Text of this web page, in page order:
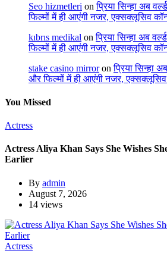
Seo hizmetleri onप्रिया सिन्हा अब
फिल्मों में ही आएंगी नजर, एक्सक्लूसिव
kıbrıs medikal onप्रिया सिन्हा अब
फिल्मों में ही आएंगी नजर, एक्सक्लूसिव
stake casino mirroronप्रिया सिन्हा
और फिल्मों में ही आएंगी नजर, एक्सक्लूसिव
You Missed
Actress
Actress Aliya Khan Says She Wishes
Earlier
By admin
August 7, 2026
14 views
Actress